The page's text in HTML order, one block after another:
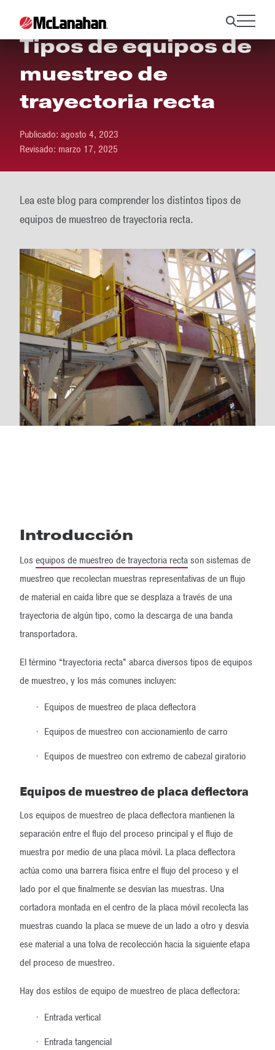
Tipos de equipos de
muestreo de
trayectoria recta
Publicado: agosto 4, 2023
Revisado: marzo 17, 2025
Lea este blog para comprender los distintos tipos de
equipos de muestreo de trayectoria recta.
Introducción
Losequipos de muestreo de trayectoria rectason sistemas de
muestreo que recolectan muestras representativas de un flujo
de material en caída libre que se desplaza a través de una
trayectoria de algún tipo, como la descarga de una banda
transportadora.
El término “trayectoria recta” abarca diversos tipos de equipos
de muestreo, y los más comunes incluyen:
Equipos de muestreo de placa deflectora
Equipos de muestreo con accionamiento de carro
Equipos de muestreo con extremo de cabezal giratorio
Equipos de muestreo de placa deflectora
Los equipos de muestreo de placa deflectora mantienen la
separación entre el flujo del proceso principal y el flujo de
muestra por medio de una placa móvil. La placa deflectora
actúa como una barrera física entre el flujo del proceso y el
lado por el que finalmente se desvían las muestras. Una
cortadora montada en el centro de la placa móvil recolecta las
muestras cuando la placa se mueve de un lado a otro y desvía
ese material a una tolva de recolección hacia la siguiente etapa
del proceso de muestreo.
Hay dos estilos de equipo de muestreo de placa deflectora:
Entrada vertical
Entrada tangencial